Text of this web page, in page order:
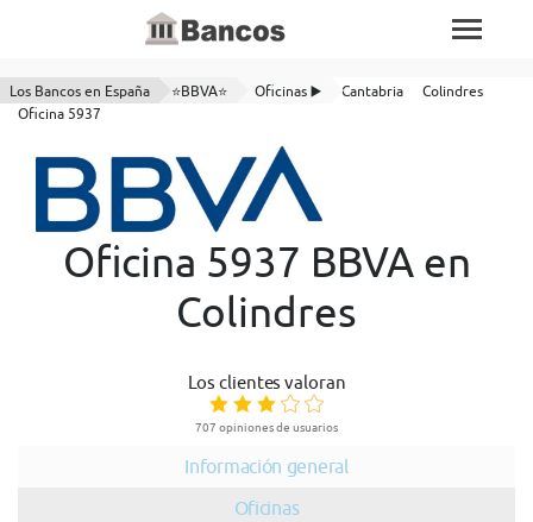
Los Bancos en España ⭐BBVA⭐ Oficinas ▶️ Cantabria
Colindres
Oficina 5937
Oficina 5937 BBVA en
Colindres
Los clientes valoran
707 opiniones de usuarios
Información general
Oficinas